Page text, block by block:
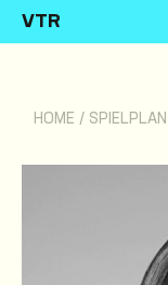
VTR
HOME / SPIELPLAN